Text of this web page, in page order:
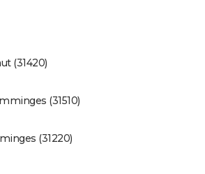
(31420)
(31510)
(31220)